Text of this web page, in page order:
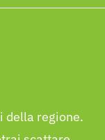
della regione.